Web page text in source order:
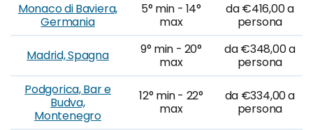
Monaco di Baviera,
Germania
5° min - 14°
max
da €416,00 a
persona
Madrid, Spagna
9° min - 20°
max
da €348,00 a
persona
Podgorica, Bar e
Budva,
Montenegro
12° min - 22°
max
da €334,00 a
persona